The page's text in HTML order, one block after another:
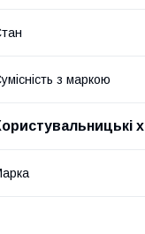
з маркою